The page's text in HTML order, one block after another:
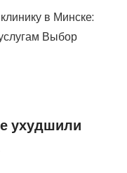
в Минске:
Выбор
ухудшили